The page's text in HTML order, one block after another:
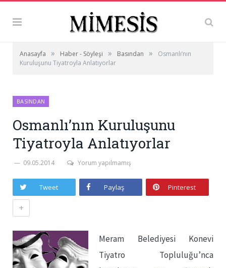
Anasayfa » Haber - Söyleşi » Basından »
Osmanlı’nın
Kuruluşunu Tiyatroyla Anlatıyorlar
BASINDAN
Osmanlı’nın Kuruluşunu
Tiyatroyla Anlatıyorlar
09.05.2014 Yorum yapılmamış
Tweet Paylaş Pinterest
+
Meram Belediyesi Konevi
Tiyatro Topluluğu’nca